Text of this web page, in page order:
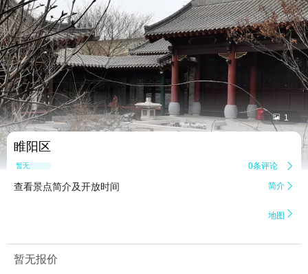
 1
睢阳区
暂无点评 0条评论 
查看景点简介及开放时间 简介 
地图 
暂无报价
